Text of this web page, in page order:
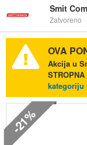
Smit
Zatvoreno
OVA
Akcija u
kategoriju
-21%